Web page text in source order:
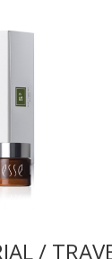
/